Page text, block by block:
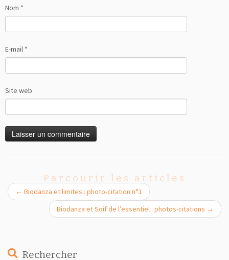
Nom *
E-mail *
Site web
Parcourir les articles
← Biodanza et limites : photo-citation n°1
Biodanza et Soif de l’essentiel : photos-citations →
Rechercher